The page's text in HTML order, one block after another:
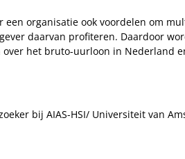
een organisatie ook voordelen om
daarvan profiteren. Daardoor
het bruto-uurloon in Nederland
bij AIAS-HSI/ Universiteit van